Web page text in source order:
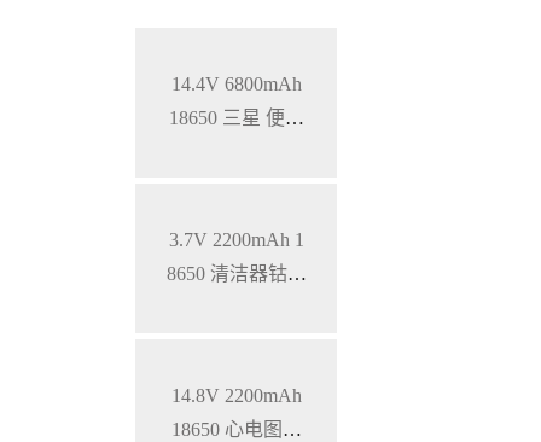
14.4V 6800mAh
18650 三星 便携
3.7V 2200mAh 1
8650 清洁器钴酸
14.8V 2200mAh
18650 心电图机